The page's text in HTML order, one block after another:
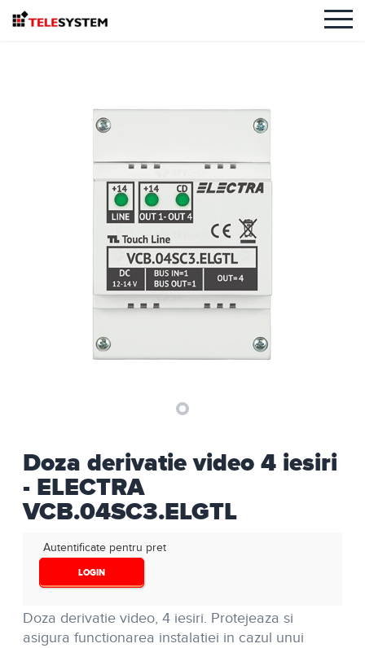
Doza derivatie video 4 iesiri
- ELECTRA
VCB.04SC3.ELGTL
Autentificate pentru pret
LOGIN
Doza derivatie video, 4 iesiri. Protejeaza si
asigura functionarea instalatiei in cazul unui